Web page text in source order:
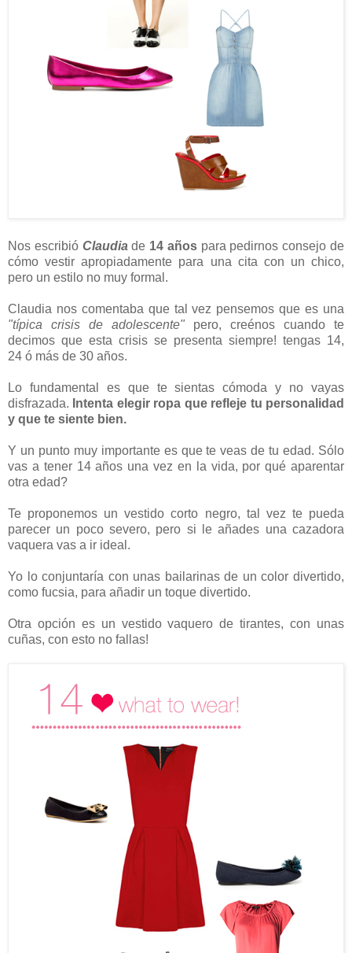
Nos escribió Claudia de 14 añospara pedirnos consejo de
cómo vestir apropiadamente para una cita con un chico,
pero un estilo no muy formal.
Claudia nos comentaba que tal vez pensemos que es una
"típica crisis de adolescente" pero, creénos cuando te
decimos que esta crisis se presenta siempre! tengas 14,
24 ó más de 30 años.
Lo fundamental es que te sientas cómoda y no vayas
disfrazada. Intenta elegir ropa que refleje tu personalidad
y que te siente bien.
Y un punto muy importante es que te veas de tu edad. Sólo
vas a tener 14 años una vez en la vida, por qué aparentar
otra edad?
Te proponemos un vestido corto negro, tal vez te pueda
parecer un poco severo, pero si le añades una cazadora
vaquera vas a ir ideal.
Yo lo conjuntaría con unas bailarinas de un color divertido,
como fucsia, para añadir un toque divertido.
Otra opción es un vestido vaquero de tirantes, con unas
cuñas, con esto no fallas!